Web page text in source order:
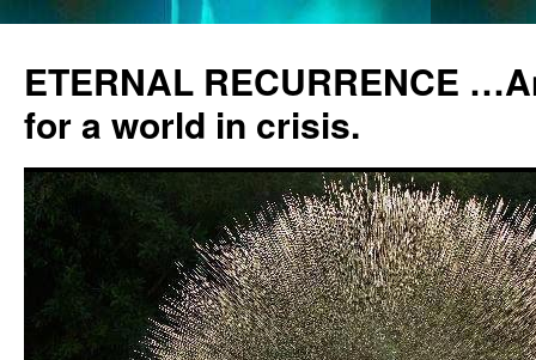
ETERNAL RECURRENCE
for a world in crisis.